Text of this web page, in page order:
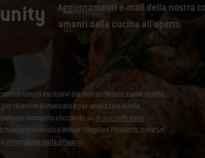
Aggiornamenti e-mail della nostra
amanti della cucina all'aperto.
contenuti esclusivi dal mondo Weber, come ricette,
ricerche di mercato e per analizzare le mie
momento cliccando su disiscriviti dalla
scrivendo a Weber-Stephen Products Italia Srl
informativa sulla privacy.